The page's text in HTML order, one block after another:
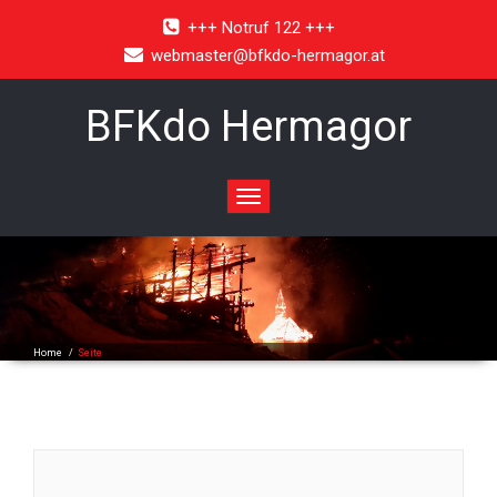
+++ Notruf 122 +++
webmaster@bfkdo-hermagor.at
BFKdo Hermagor
Toggle
navigation
Home / Seite